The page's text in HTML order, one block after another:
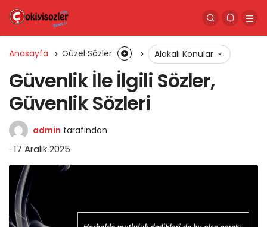
Anasayfa Güzel Sözler Alakalı Konular
Güvenlik İle İlgili Sözler,
Güvenlik Sözleri
admin tarafından
17 Aralık 2025